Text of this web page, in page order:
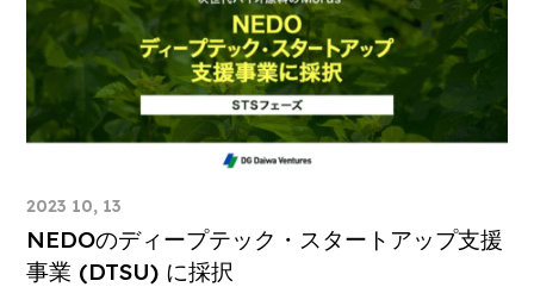
2023 10, 13
NEDOのディープテック・スタートアップ支援
事業 (DTSU) に採択